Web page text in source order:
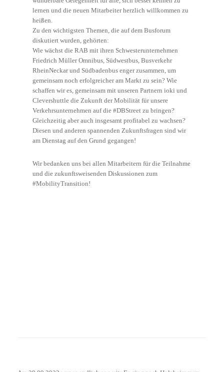
lernen und die neuen Mitarbeiter herzlich willkommen zu
heißen.
Zu den wichtigsten Themen, die auf dem Busforum
diskutiert wurden, gehörten:
Wie wächst die RAB mit ihren Schwesterunternehmen
Friedrich Müller Omnibus, Südwestbus, Busverkehr
RheinNeckar und Südbadenbus enger zusammen, um
gemeinsam noch erfolgreicher am Markt zu sein? Wie
schaffen wir es, gemeinsam mit unseren Partnern ioki und
Clevershuttle die Zukunft der Mobilität für unsere
Verkehrsunternehmen auf die #DBStreet zu bringen?
Gleichzeitig aber auch insgesamt profitabel zu wachsen?
Diesen und anderen spannenden Zukunftsfragen sind wir
am Dienstag auf den Grund gegangen!
Wir bedanken uns bei allen Mitarbeitern für die Teilnahme
und die zukunftsweisenden Diskussionen zum
#MobilityTransition!